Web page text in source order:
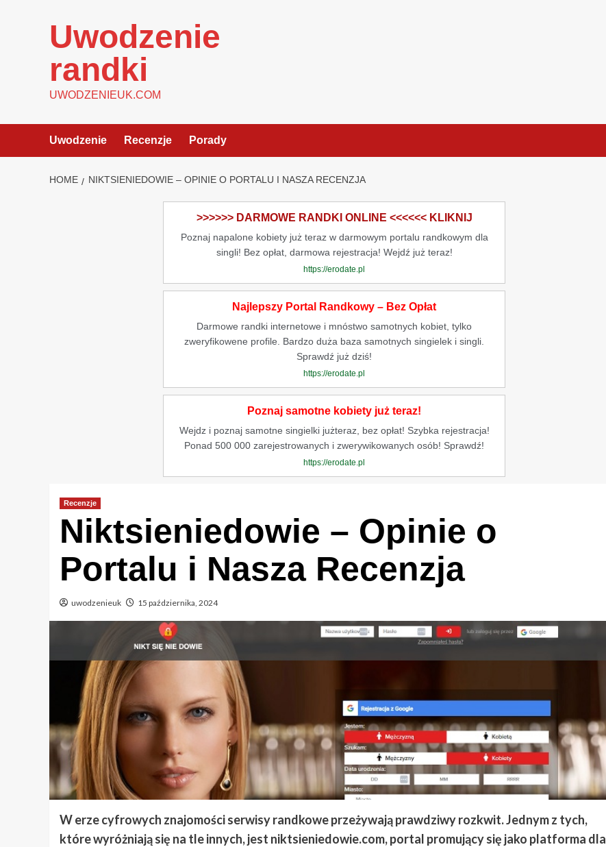
Uwodzenie
randki
UWODZENIEUK.COM
Uwodzenie Recenzje Porady
HOME NIKTSIENIEDOWIE – OPINIE O PORTALU I NASZA RECENZJA
>>>>>> DARMOWE RANDKI ONLINE <<<<<< KLIKNIJ
Poznaj napalone kobiety już teraz w darmowym portalu randkowym dla
singli! Bez opłat, darmowa rejestracja! Wejdź już teraz!
https://erodate.pl
Najlepszy Portal Randkowy – Bez Opłat
Darmowe randki internetowe i mnóstwo samotnych kobiet, tylko
zweryfikowene profile. Bardzo duża baza samotnych singielek i singli.
Sprawdź już dziś!
https://erodate.pl
Poznaj samotne kobiety już teraz!
Wejdz i poznaj samotne singielki jużteraz, bez opłat! Szybka rejestracja!
Ponad 500 000 zarejestrowanych i zwerywikowanych osób! Sprawdź!
https://erodate.pl
Recenzje
Niktsieniedowie – Opinie o
Portalu i Nasza Recenzja
uwodzenieuk 15 października, 2024
W erze cyfrowych znajomości serwisy randkowe przeżywają prawdziwy rozkwit. Jednym z tych,
które wyróżniają się na tle innych, jest niktsieniedowie.com, portal promujący się jako platforma dla